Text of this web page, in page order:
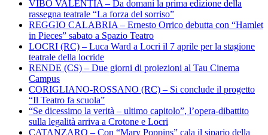
VIBO VALENTIA – Da domani la prima edizione della
rassegna teatrale “La forza del sorriso”
REGGIO CALABRIA – Ernesto Orrico debutta con “Hamlet
in Pieces” sabato a Spazio Teatro
LOCRI (RC) – Luca Ward a Locri il 7 aprile per la stagione
teatrale della locride
RENDE (CS) – Due giorni di proiezioni al Tau Cinema
Campus
CORIGLIANO-ROSSANO (RC) – Si conclude il progetto
“Il Teatro fa scuola”
“Se dicessimo la verità – ultimo capitolo”, l’opera-dibattito
sulla legalità arriva a Crotone e Locri
CATANZARO – Con “Mary Poppins” cala il sipario della